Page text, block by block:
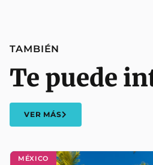
MÉXICO
TAMBIÉN
Te puede
VER MÁS